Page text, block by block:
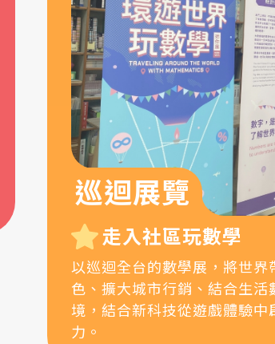
巡迴展覽
走入社區玩數學
以巡迴全台的數學展，將世
色、擴大城市行銷、結合生
境，結合新科技從遊戲體驗
力。